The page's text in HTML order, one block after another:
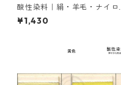
酸性染料｜絹・羊毛・ナイロ
ンを染める｜20g｜イルガノ
ールブリリアントブルーRLS２
¥1,430